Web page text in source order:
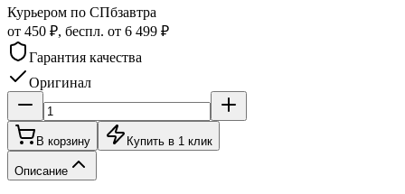
Курьером по СПбзавтра
от 450 ₽, беспл. от 6 499 ₽
Гарантия качества
Оригинал
В корзину Купить в 1 клик
Описание